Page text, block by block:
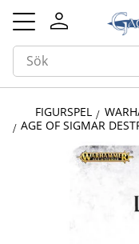
Meny
FIGURSPEL
AGE OF SIGMAR